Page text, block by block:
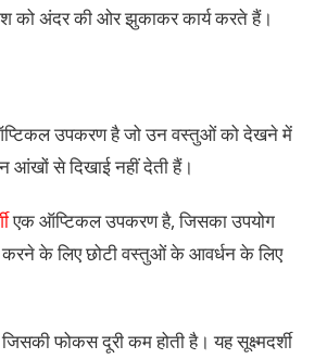
को अंदर की ओर झुकाकर कार्य करते हैं।
उपकरण है जो उन वस्तुओं को देखने में
आंखों से दिखाई नहीं देती हैं।
एक ऑप्टिकल उपकरण है, जिसका उपयोग
करने के लिए छोटी वस्तुओं के आवर्धन के लिए
फोकस दूरी कम होती है। यह सूक्ष्मदर्शी